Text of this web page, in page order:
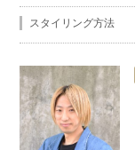
スタイリング方法